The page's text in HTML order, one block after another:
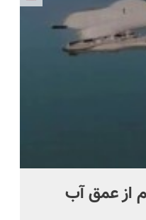
بخرش!🔥
از عمق آب